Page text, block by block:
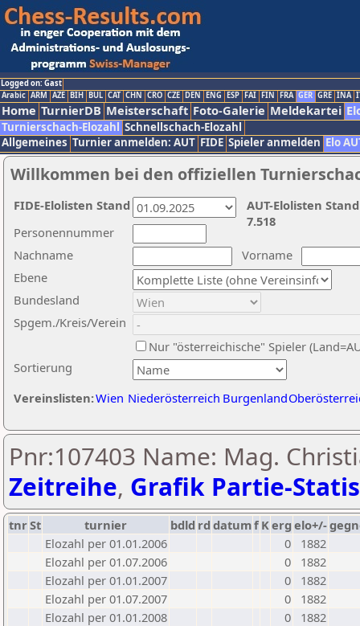
Logged on: Gast
Arabic ARM AZE BIH BUL CAT CHN CRO CZE DEN ENG ESP FAI FIN FRA GER GRE INA
Home TurnierDB Meisterschaft Foto-Galerie Meldekartei
Turnierschach-Elozahl Schnellschach-Elozahl
Allgemeines Turnier anmelden: AUT FIDE Spieler anmelden Elo
Willkommen bei den offiziellen
Nachname
Vorname
Ebene
Sortierung
Personennummer
Bundesland
Spgem./Kreis/Verein
Nur "österreichische" Spieler
Vereinslisten:Wien Niederösterreich Burgenland
AUT-Elolisten
7.518
FIDE-Elolisten Stand
Pnr:107403 Name: Mag.
Zeitreihe, Grafik Partie-
tnrSt turnier bdld rd datumf Kerg elo+/-
Elozahl per 01.01.2006
0
1882
Elozahl per 01.07.2006
0
1882
Elozahl per 01.01.2007
0
1882
Elozahl per 01.07.2007
0
1882
Elozahl per 01.01.2008
0
1882